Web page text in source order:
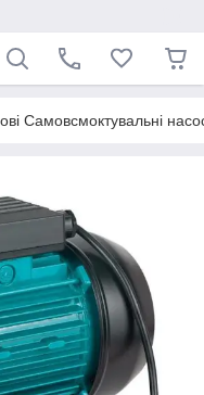
Самовсмоктувальні